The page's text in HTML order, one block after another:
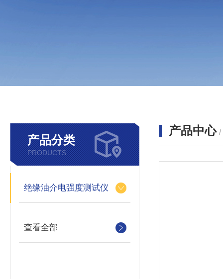
产品分类
PRODUCTS
绝缘油介电强度测试仪
查看全部
产品中心 /